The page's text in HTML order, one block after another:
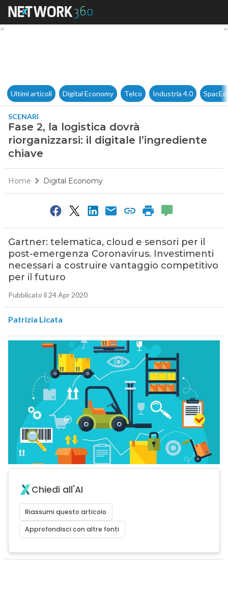
Fase 2, la logistica dovrà
Ultimi articoli Digital Economy Telco Industria 4.0
SCENARI
Fase 2, la logistica dovrà
riorganizzarsi: il digitale l’ingrediente
chiave
Home Digital Economy
Gartner: telematica, cloud e sensori per il
post-emergenza Coronavirus. Investimenti
necessari a costruire vantaggio competitivo
per il futuro
Pubblicato il 24 Apr 2020
Patrizia Licata
Chiedi all'AI
Riassumi questo articolo
Approfondisci con altre fonti